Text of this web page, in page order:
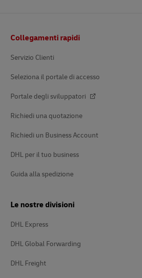
di
Collegamenti rapidi
Servizio Clienti
Seleziona il portale di accesso
Portale degli sviluppatori
Richiedi una quotazione
Richiedi un Business Account
DHL per il tuo business
Guida alla spedizione
Le nostre divisioni
DHL Express
DHL Global Forwarding
DHL Freight